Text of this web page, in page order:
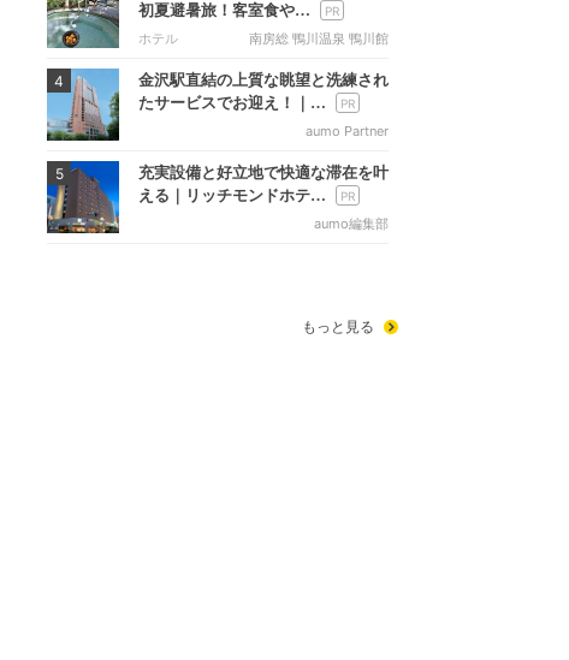
初夏避暑旅！客室食や…
ホテル 南房総 鴨川温泉 鴨川館
4
金沢駅直結の上質な眺望と洗練され
たサービスでお迎え！｜…
aumo Partner
5
充実設備と好立地で快適な滞在を叶
える｜リッチモンドホテ…
aumo編集部
もっと見る